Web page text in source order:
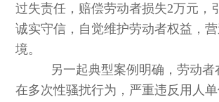
过失责任，赔偿劳动者损失2万元，
诚实守信，自觉维护劳动者权益，
境。
另一起典型案例明确，劳动
在多次性骚扰行为，严重违反用人单